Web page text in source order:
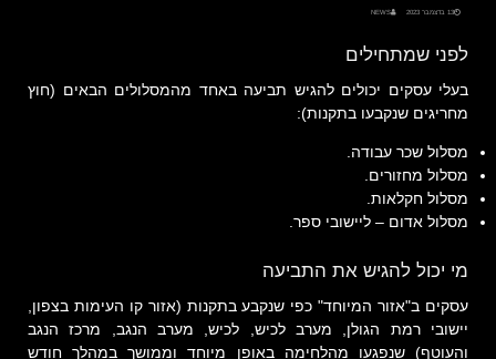
13 בדצמבר 2023 NEWS
לפני שמתחילים
בעלי עסקים יכולים להגיש תביעה באחד מהמסלולים הבאים (חוץ
מחריגים שנקבעו בתקנות):
מסלול שכר עבודה.
מסלול מחזורים.
מסלול חקלאות.
מסלול אדום – ליישובי ספר.
מי יכול להגיש את התביעה
עסקים ב"אזור המיוחד" כפי שנקבע בתקנות (אזור קו העימות בצפון,
יישובי רמת הגולן, מערב לכיש, לכיש, מערב הנגב, מרכז הנגב
והעוטף) שנפגעו מהלחימה באופן מיוחד וממושך במהלך חודש